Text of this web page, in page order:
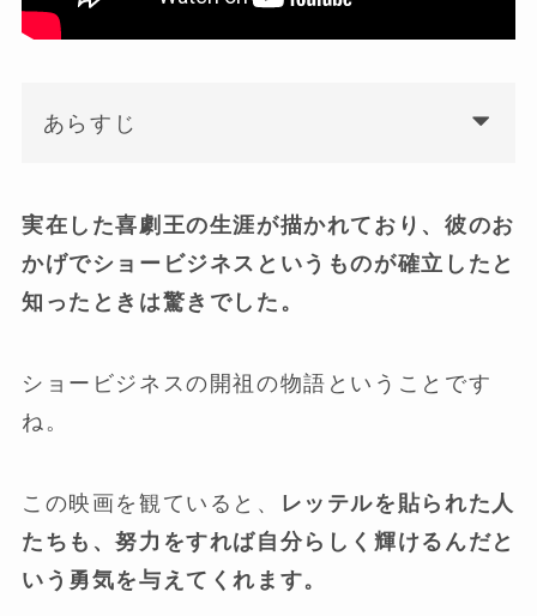
あらすじ
実在した喜劇王の生涯が描かれており、彼のお
かげでショービジネスというものが確立したと
知ったときは驚きでした。
ショービジネスの開祖の物語ということです
ね。
この映画を観ていると、
レッテルを貼られた人
たちも、努力をすれば自分らしく輝けるんだと
いう勇気を与えてくれます。